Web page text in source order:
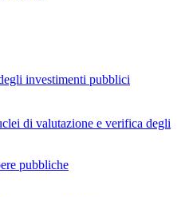
investimenti pubblici
di valutazione e verifica degli
pubbliche